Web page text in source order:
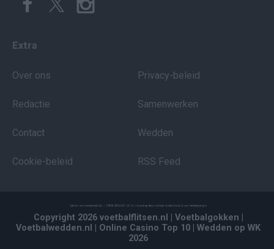
Extra
Over ons
Redactie
Contact
Cookie-beleid
Privacy-beleid
Samenwerken
Wedden
RSS Feed
Copyright 2026 voetbalflitsen.nl | Voetbalgokken
Voetbalwedden.nl
| Online Casino Top 10 | Wedden op WK
2026